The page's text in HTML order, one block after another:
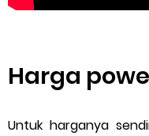
Harga
Untuk harganya